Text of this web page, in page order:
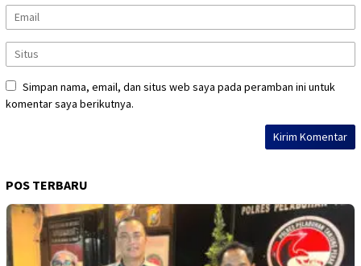
Simpan nama, email, dan situs web saya pada peramban ini untuk
komentar saya berikutnya.
POS TERBARU